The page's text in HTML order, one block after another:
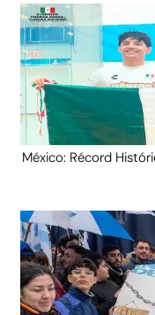
México: Récord